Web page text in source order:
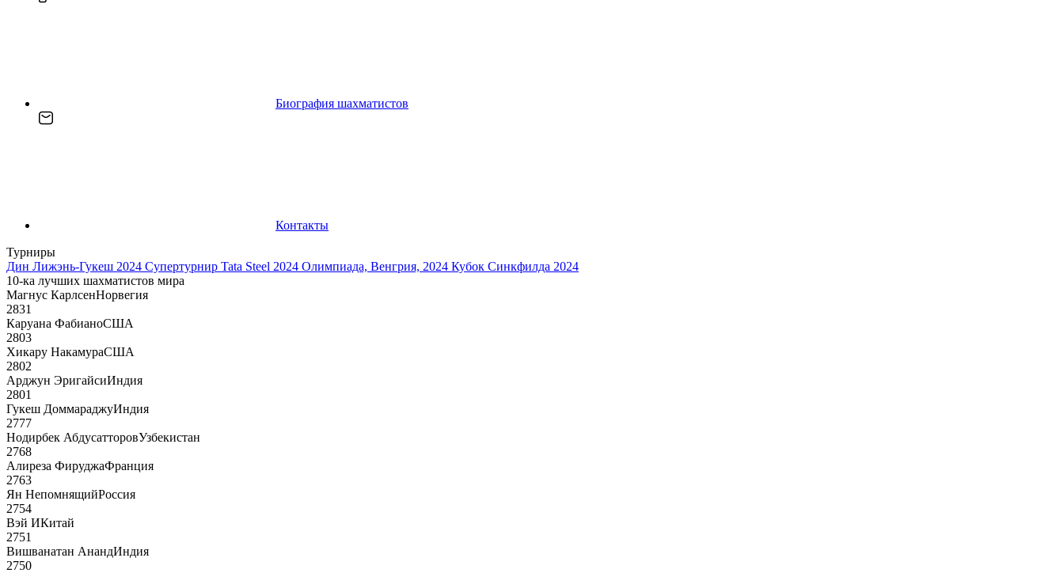
Биография шахматистов
Контакты
Турниры
Дин Лижэнь-Гукеш 2024 Супертурнир Tata Steel 2024 Олимпиада, Венгрия, 2024 Кубок Синкфилда 2024
10-ка лучших шахматистов мира
Магнус КарлсенНорвегия
2831
Каруана ФабианоСША
2803
Хикару НакамураСША
2802
Арджун ЭригайсиИндия
2801
Гукеш ДоммараджуИндия
2777
Нодирбек АбдусатторовУзбекистан
2768
Алиреза ФируджаФранция
2763
Ян НепомнящийРоссия
2754
Вэй ИКитай
2751
Вишванатан АнандИндия
2750